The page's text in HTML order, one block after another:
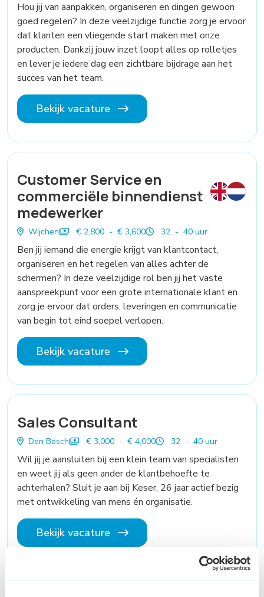
Hou jij van aanpakken, organiseren en dingen gewoon
goed regelen? In deze veelzijdige functie zorg je ervoor
dat klanten een vliegende start maken met onze
producten. Dankzij jouw inzet loopt alles op rolletjes
en lever je iedere dag een zichtbare bijdrage aan het
succes van het team.
Bekijk vacature
Customer Service en
commerciële binnendienst
medewerker
Wijchen € 2,800 - € 3,600 32 - 40 uur
Ben jij iemand die energie krijgt van klantcontact,
organiseren en het regelen van alles achter de
schermen? In deze veelzijdige rol ben jij het vaste
aanspreekpunt voor een grote internationale klant en
zorg je ervoor dat orders, leveringen en communicatie
van begin tot eind soepel verlopen.
Bekijk vacature
Sales Consultant
Den Bosch € 3,000 - € 4,000 32 - 40 uur
Wil jij je aansluiten bij een klein team van specialisten
en weet jij als geen ander de klantbehoefte te
achterhalen? Sluit je aan bij Keser, 26 jaar actief bezig
met ontwikkeling van mens én organisatie.
Bekijk vacature